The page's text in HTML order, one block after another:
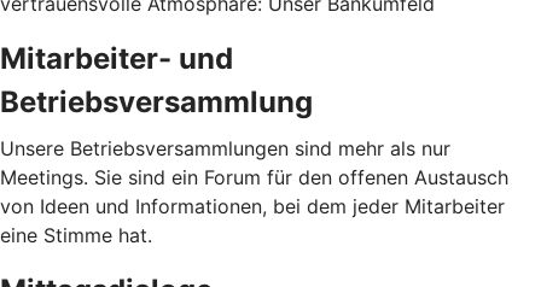
Mitarbeiter- und
Betriebsversammlung
Unsere Betriebsversammlungen sind mehr als nur
Meetings. Sie sind ein Forum für den offenen Austausch
von Ideen und Informationen, bei dem jeder Mitarbeiter
eine Stimme hat.